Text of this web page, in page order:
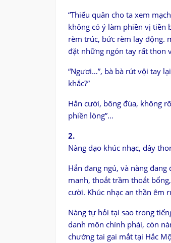
“Thiếu quân cho ta xem
không có ý làm phiền vị tiền
rèm trúc, bức rèm lay động.
đặt những ngón tay rất thon
“Ngươi…”, bà bà rút vội tay
khắc?”
Hắn cười, bông đùa, không
phiền lòng”…
2.
Nàng dạo khúc nhạc, dây
Hắn đang ngủ, và nàng
manh, thoắt trầm thoắt
cười. Khúc nhạc an thần êm
Nàng tự hỏi tại sao trong
danh môn chính phái, còn
chướng tai gai mắt tại Hắc